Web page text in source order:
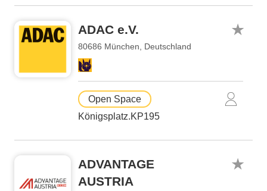
ADAC e.V.
80686 München, Deutschland
Open Space
Königsplatz.KP195
ADVANTAGE
AUSTRIA